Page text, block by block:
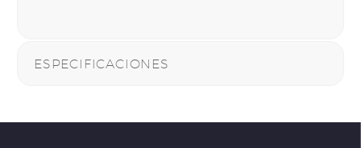
ESPECIFICACIONES